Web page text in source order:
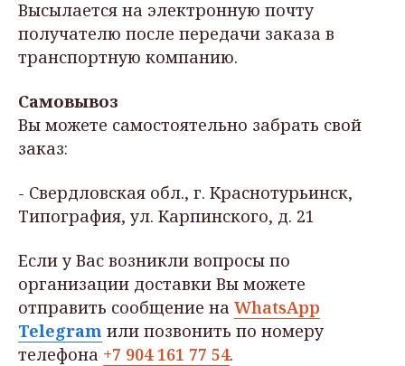
Высылается на электронную почту
получателю после передачи заказа в
транспортную компанию.
Самовывоз
Вы можете самостоятельно забрать свой
заказ:
- Свердловская обл., г. Краснотурьинск,
Типография, ул. Карпинского, д. 21
Если у Вас возникли вопросы по
организации доставки Вы можете
отправить сообщение на WhatsApp
Telegram или позвонить по номеру
телефона +7 904 161 77 54.